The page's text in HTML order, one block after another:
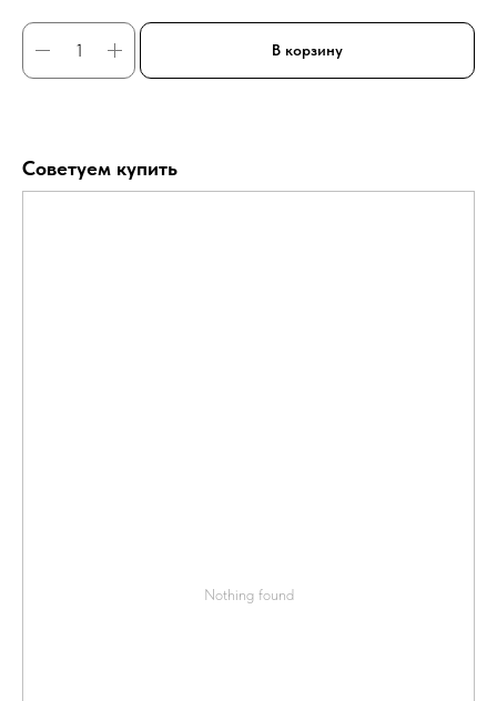
В корзину
Советуем купить
Nothing found